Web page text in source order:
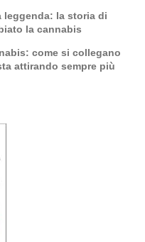
leggenda: la storia di
la cannabis
come si collegano
attirando sempre più